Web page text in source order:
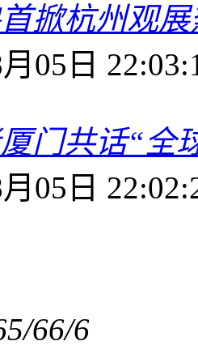
掀杭州观
05日
门共话“全
05日
5/66/6